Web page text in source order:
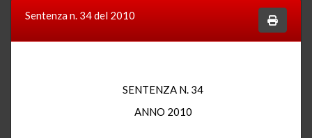
Sentenza n. 34 del 2010
SENTENZA N. 34
ANNO 2010